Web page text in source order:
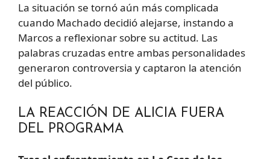
La situación se tornó aún más complicada
cuando Machado decidió alejarse, instando a
Marcos a reflexionar sobre su actitud. Las
palabras cruzadas entre ambas personalidades
generaron controversia y captaron la atención
del público.
LA REACCIÓN DE ALICIA FUERA
DEL PROGRAMA